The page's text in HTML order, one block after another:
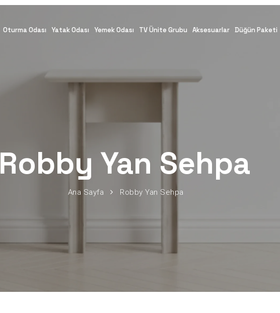
Oturma Odası Yatak Odası Yemek Odası TV Ünite Grubu Aksesuarlar Düğün Paketi
Robby Yan Sehpa
Ana Sayfa Robby Yan Sehpa